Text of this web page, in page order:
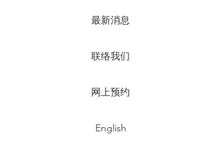
最新消息
联络我们
网上预约
English